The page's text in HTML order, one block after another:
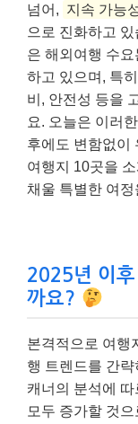
넘어, 지속 가능
으로 진화하고
은 해외여행 수
하고 있으며, 특
비, 안전성 등을
요. 오늘은 이러
후에도 변함없이
여행지 10곳을
채울 특별한 여
2025년 이후
까요?
본격적으로 여행
행 트렌드를 간
캐너의 분석에 따
모두 증가할 것